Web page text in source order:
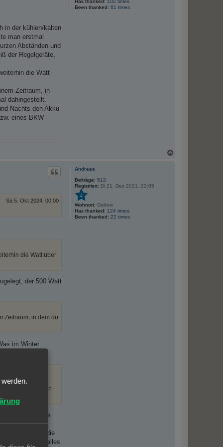
Has thanked: 102 times
Been thanked: 61 times
in der kühlen/kalten
man erstmal
Abständen und
der Regelgeräte,
die Watt
Zeitraum, in
dahingestellt.
Nachts den Akku
eines BKW
Andreas
Beiträge: 513
Registriert: Di 21. Dez 2021, 22:05
4
Wohnort: Geltow
Has thanked: 124 times
Been thanked: 22 times
Sa 5. Okt 2024, 00:00
die Watt über
der 500 Watt
Zeitraum, in dem du
im Winter
den Akku
BKW erfüllen -
z.B. Stromkreise
schalte ich die
es wird auch alles